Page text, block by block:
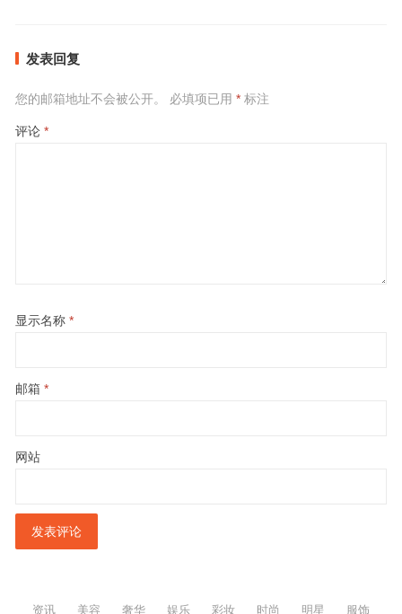
发表回复
您的邮箱地址不会被公开。 必填项已用 *标注
评论 *
显示名称 *
邮箱 *
网站
资讯 美容 奢华 娱乐 彩妆 时尚 明星 服饰